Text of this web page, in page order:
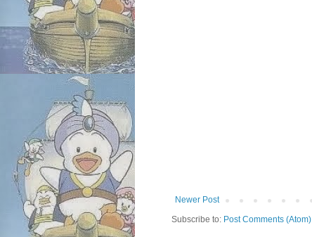
Newer Post
Subscribe to: Post Comments (Atom)